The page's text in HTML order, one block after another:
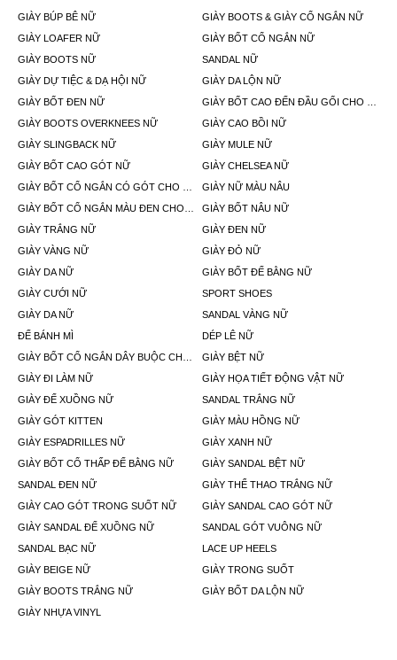
GIÀY BÚP BÊ NỮ
GIÀY BOOTS & GIÀY CỔ NGẮN NỮ
GIÀY LOAFER NỮ
GIÀY BỐT CỔ NGẮN NỮ
GIÀY BOOTS NỮ
SANDAL NỮ
GIÀY DỰ TIỆC & DẠ HỘI NỮ
GIÀY DA LỘN NỮ
GIÀY BỐT ĐEN NỮ
GIÀY BOOTS OVERKNEES NỮ
GIÀY CAO BỒI NỮ
GIÀY SLINGBACK NỮ
GIÀY MULE NỮ
GIÀY BỐT CAO GÓT NỮ
GIÀY CHELSEA NỮ
GIÀY NỮ MÀU NÂU
GIÀY BỐT NÂU NỮ
GIÀY TRẮNG NỮ
GIÀY ĐEN NỮ
GIÀY VÀNG NỮ
GIÀY ĐỎ NỮ
GIÀY DA NỮ
GIÀY BỐT ĐẾ BẰNG NỮ
GIÀY CƯỚI NỮ
SPORT SHOES
GIÀY DA NỮ
SANDAL VÀNG NỮ
ĐẾ BÁNH MÌ
DÉP LÊ NỮ
GIÀY BỆT NỮ
GIÀY ĐI LÀM NỮ
GIÀY HỌA TIẾT ĐỘNG VẬT NỮ
GIÀY ĐẾ XUỒNG NỮ
SANDAL TRẮNG NỮ
GIÀY GÓT KITTEN
GIÀY MÀU HỒNG NỮ
GIÀY ESPADRILLES NỮ
GIÀY XANH NỮ
GIÀY BỐT CỔ THẤP ĐẾ BẰNG NỮ
GIÀY SANDAL BỆT NỮ
SANDAL ĐEN NỮ
GIÀY THỂ THAO TRẮNG NỮ
GIÀY CAO GÓT TRONG SUỐT NỮ
GIÀY SANDAL CAO GÓT NỮ
GIÀY SANDAL ĐẾ XUỒNG NỮ
SANDAL GÓT VUÔNG NỮ
SANDAL BẠC NỮ
LACE UP HEELS
GIÀY BEIGE NỮ
GIÀY TRONG SUỐT
GIÀY BOOTS TRẮNG NỮ
GIÀY BỐT DA LỘN NỮ
GIÀY NHỰA VINYL